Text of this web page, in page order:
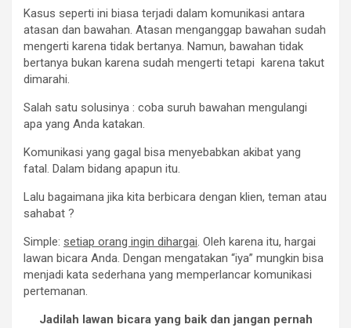
Kasus seperti ini biasa terjadi dalam komunikasi antara
atasan dan bawahan. Atasan menganggap bawahan sudah
mengerti karena tidak bertanya. Namun, bawahan tidak
bertanya bukan karena sudah mengerti tetapi karena takut
dimarahi.
Salah satu solusinya : coba suruh bawahan mengulangi
apa yang Anda katakan.
Komunikasi yang gagal bisa menyebabkan akibat yang
fatal. Dalam bidang apapun itu.
Lalu bagaimana jika kita berbicara dengan klien, teman atau
sahabat ?
Simple: setiap orang ingin dihargai. Oleh karena itu, hargai
lawan bicara Anda. Dengan mengatakan “iya” mungkin bisa
menjadi kata sederhana yang memperlancar komunikasi
pertemanan.
Jadilah lawan bicara yang baik dan jangan pernah